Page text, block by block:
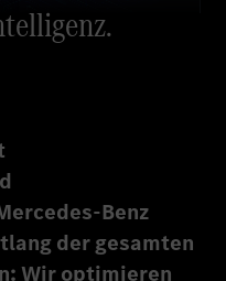
Benz
der gesamten
Wir optimieren